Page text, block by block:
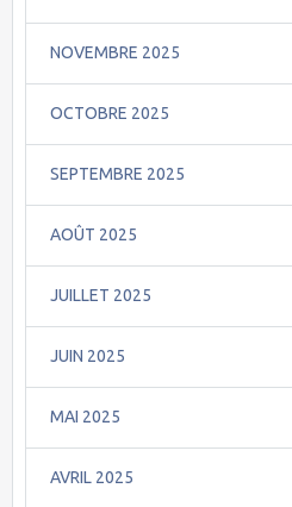
NOVEMBRE 2025
OCTOBRE 2025
SEPTEMBRE 2025
AOÛT 2025
JUILLET 2025
JUIN 2025
MAI 2025
AVRIL 2025